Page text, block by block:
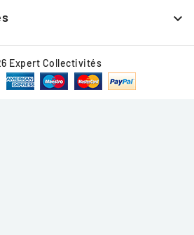

Expert Collectivités